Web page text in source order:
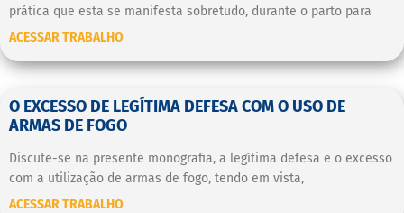
prática que esta se manifesta sobretudo, durante o parto para
ACESSAR TRABALHO
O EXCESSO DE LEGÍTIMA DEFESA COM O USO DE
ARMAS DE FOGO
Discute-se na presente monografia, a legítima defesa e o excesso
com a utilização de armas de fogo, tendo em vista,
ACESSAR TRABALHO